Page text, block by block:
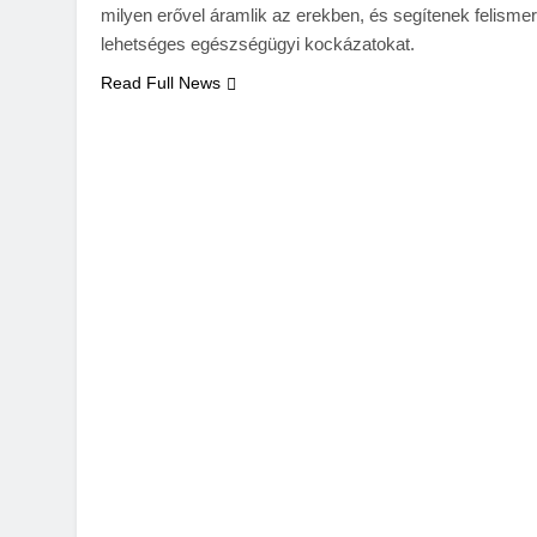
milyen erővel áramlik az erekben, és segítenek
lehetséges egészségügyi kockázatokat.
Read Full News